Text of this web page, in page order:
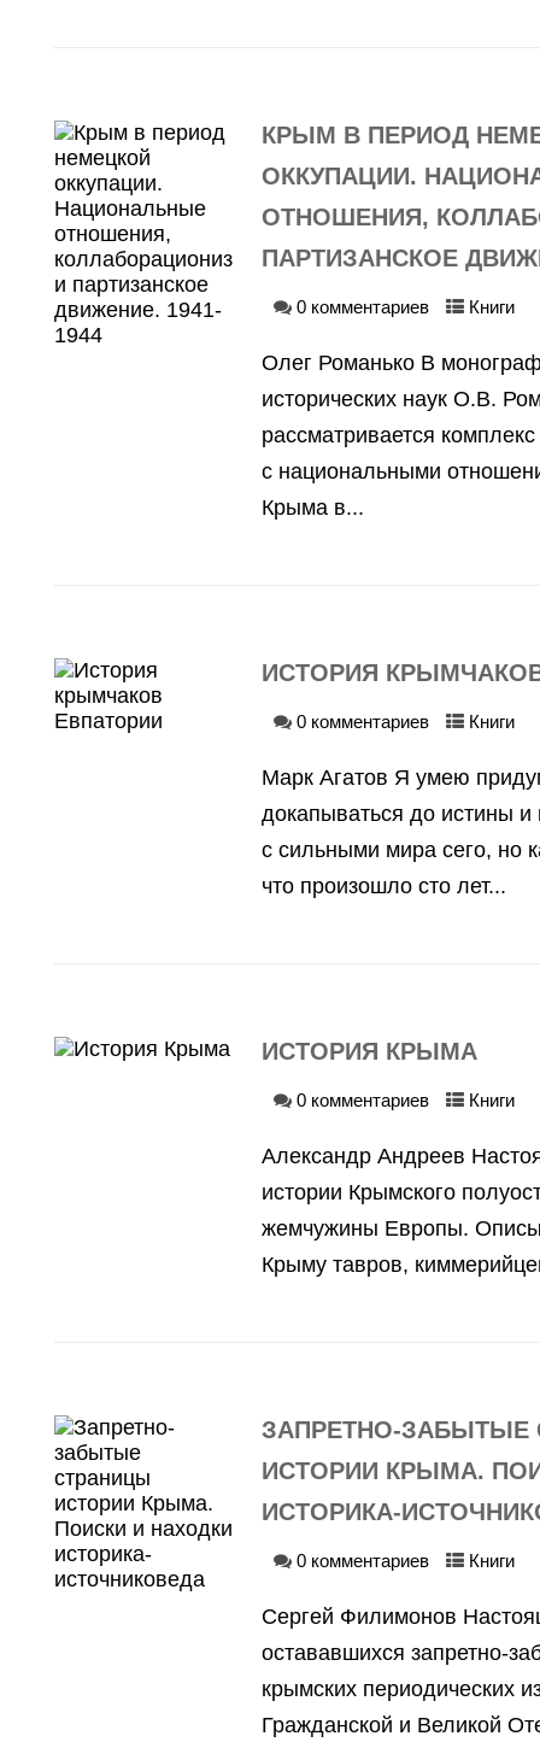
КРЫМ В ПЕРИОД
ОККУПАЦИИ.
ОТНОШЕНИЯ,
ПАРТИЗАНСКОЕ
0 комментариев Книги
Олег Романько В
исторических наук О.В.
рассматривается
с национальными
Крыма в...
ИСТОРИЯ
0 комментариев Книги
Марк Агатов Я умею
докапываться до истины и
с сильными мира сего, но
что произошло сто лет...
ИСТОРИЯ КРЫМА
0 комментариев Книги
Александр Андреев
истории Крымского
жемчужины Европы.
Крыму тавров,
ЗАПРЕТНО-ЗАБЫТЫЕ
ИСТОРИИ КРЫМА.
ИСТОРИКА-
0 комментариев Книги
Сергей Филимонов
остававшихся запретно-
крымских периодических
Гражданской и Великой